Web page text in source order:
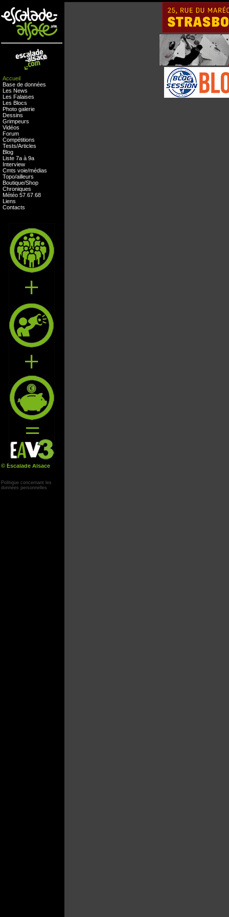
Accueil
Base de données
Les News
Les Falaises
Les Blocs
Photo galerie
Dessins
Grimpeurs
Vidéos
Forum
Compétitions
Tests/Articles
Blog
Liste 7a à 9a
Interview
Cmts voie/médias
Topo/ailleurs
Boutique/Shop
Chroniques
Météo 57 67 68
Liens
Contacts
© Escalade Alsace
Politique concernant les
données personnelles